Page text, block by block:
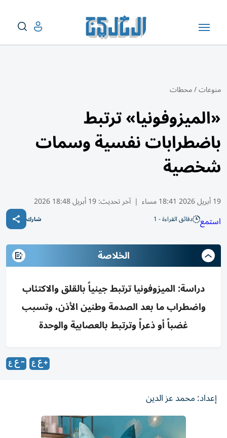
منوعات/محطات
«الميزوفونيا» ترتبط
باضطرابات نفسية وسمات
شخصية
19 أبريل 2026 18:41 مساء | آخر تحديث:19 أبريل 18:48 2026
استمع دقائق القراءة - 1 شارك
الخلاصة
دراسة: الميزوفونيا ترتبط جينياً بالقلق والاكتئاب
واضطراب ما بعد الصدمة وطنين الأذن، وتسبب
غضباً أو ذعراً وترتبط بالعصابية والوحدة
إعداد: محمد عز الدين